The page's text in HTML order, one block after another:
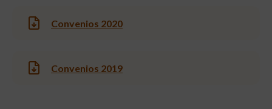
Convenios 2020
Convenios 2019